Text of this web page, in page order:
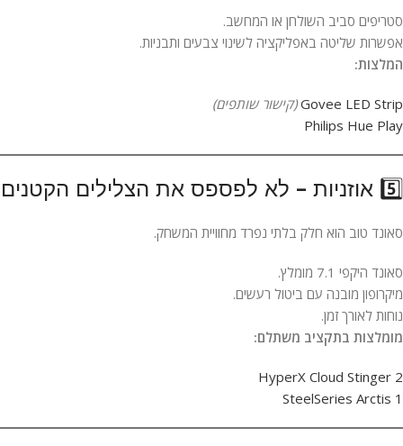
סטריפים סביב השולחן או המחשב.
אפשרות שליטה באפליקציה לשינוי צבעים ותבניות.
המלצות:
Govee LED Strip (קישור שותפים)
Philips Hue Play
5️⃣ אוזניות – לא לפספס את הצלילים הקטנים
סאונד טוב הוא חלק בלתי נפרד מחוויית המשחק.
סאונד היקפי 7.1 מומלץ.
מיקרופון מובנה עם ביטול רעשים.
נוחות לאורך זמן.
מומלצות בתקציב משתלם:
HyperX Cloud Stinger 2
SteelSeries Arctis 1